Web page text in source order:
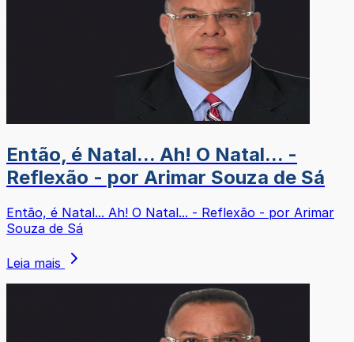
Então, é Natal... Ah! O Natal... -
Reflexão - por Arimar Souza de Sá
Então, é Natal... Ah! O Natal... - Reflexão - por Arimar
Souza de Sá
Leia mais